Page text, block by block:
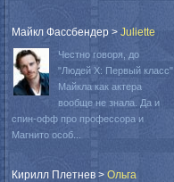
Майкл Фассбендер > Juliette
Честно говоря, до
"Людей Х: Первый класс"
Майкла как актера
вообще не знала. Да и
спин-офф про профессора и
Магнито особ...
Кирилл Плетнев > Oльга